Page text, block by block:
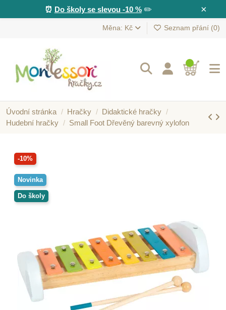
×
⏰ Do školy se slevou -10 %✏️
Měna: Kč Seznam přání (0)
Úvodní stránka Hračky
Didaktické hračky
Hudební hračky
Small Foot Dřevěný barevný xylofon
-10%
Novinka
Do školy